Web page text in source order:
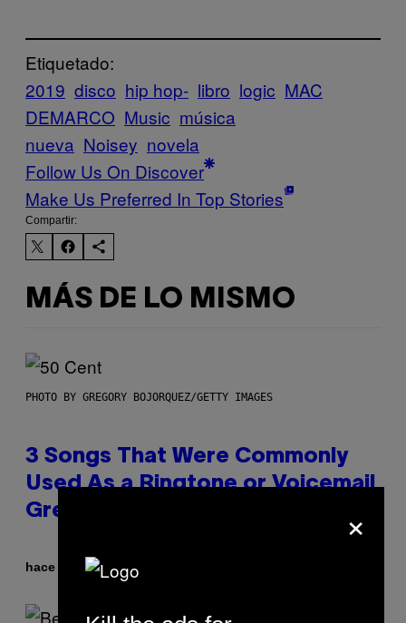
Etiquetado:
2019 disco hip hop- libro logic MAC
DEMARCO Music música
nueva Noisey novela
Follow Us On Discover
Make Us Preferred In Top Stories
Compartir:
MÁS DE LO MISMO
PHOTO BY GREGORY BOJORQUEZ/GETTY IMAGES
3 Songs That Were Commonly
Used As a Ringtone or Voicemail
Greeting in the 2000s
hace 3 horas PorDan Milam
×